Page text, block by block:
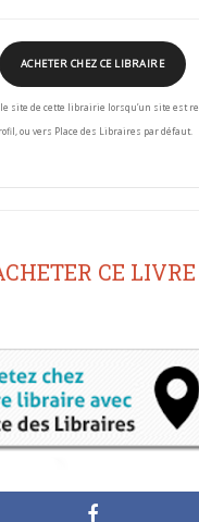
ACHETER CHEZ CE LIBRAIRE
site de cette librairie lorsqu’un site est
ou vers Place des Libraires par défaut.
CE LIVRE